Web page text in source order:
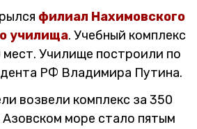
филиал Нахимовского
училища. Учебный комплекс
мест. Училище построили по
РФ Владимира Путина.
возвели комплекс за 350
море стало пятым